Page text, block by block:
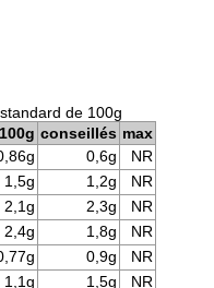
de 100g
conseillés max
0,6g
NR
1,5g 1,2g
NR
2,1g 2,3g
NR
2,4g 1,8g
NR
0,9g
NR
1,1g 1,5g NR